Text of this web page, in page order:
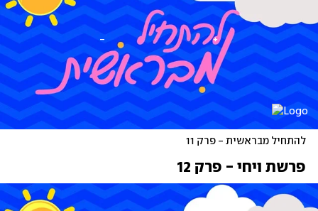
להתחיל מבראשית - פרק 11
פרשת ויחי - פרק 12